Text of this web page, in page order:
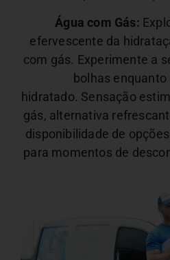
Água com Gás:
efervescente da
com gás. Experimente a
bolhas
hidratado. Sensação
gás, alternativa
disponibilidade de
para momentos de